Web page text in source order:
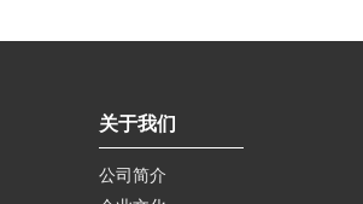
关于我们
公司简介